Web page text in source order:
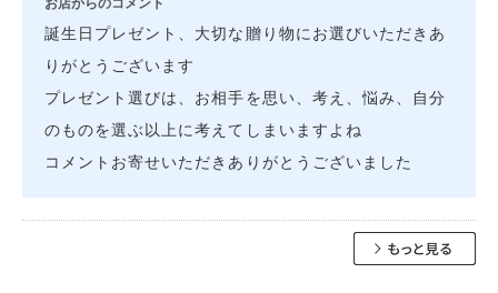
お店からのコメント
誕生日プレゼント、大切な贈り物にお選びいただきあ
りがとうございます
プレゼント選びは、お相手を思い、考え、悩み、自分
のものを選ぶ以上に考えてしまいますよね
コメントお寄せいただきありがとうございました